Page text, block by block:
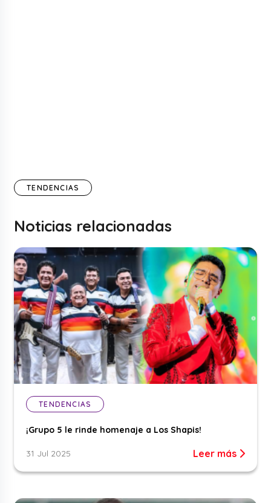
TENDENCIAS
Noticias relacionadas
TENDENCIAS
¡Grupo 5 le rinde homenaje a Los Shapis!
31 Jul 2025 Leer más